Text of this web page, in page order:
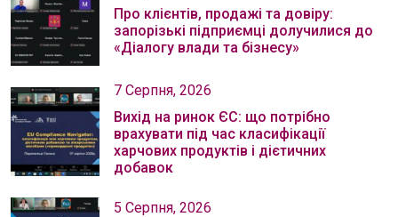
Про клієнтів, продажі та довіру:
запорізькі підприємці долучилися до
«Діалогу влади та бізнесу»
7 Серпня, 2026
Вихід на ринок ЄС: що потрібно
врахувати під час класифікації
харчових продуктів і дієтичних
добавок
5 Серпня, 2026